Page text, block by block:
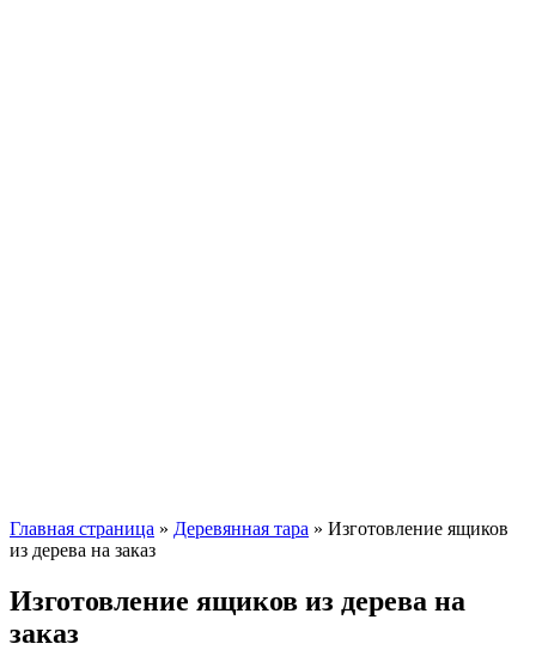
Главная страница » Деревянная тара » Изготовление ящиков
из дерева на заказ
Изготовление ящиков из дерева на
заказ